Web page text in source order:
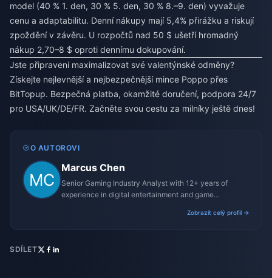
model (40 % 1. den, 30 % 5. den, 30 % 8.–9. den) vyvažuje
cenu a adaptabilitu. Denní nákupy mají 5,4% přirážku a riskují
zpoždění v závěru. U rozpočtů nad 50 $ ušetří hromadný
nákup 2,70–8 $ oproti dennímu dokupování.
Jste připraveni maximalizovat své valentýnské odměny?
Získejte nejlevnější a nejbezpečnější mince Poppo přes
BitTopup. Bezpečná platba, okamžité doručení, podpora 24/7
pro USA/UK/DE/FR. Začněte svou cestu za milníky ještě dnes!
O AUTOROVI
Marcus Chen
Senior Gaming Industry Analyst with 12+ years of
experience in digital entertainment and game
Zobrazit celý profil →
SDÍLET